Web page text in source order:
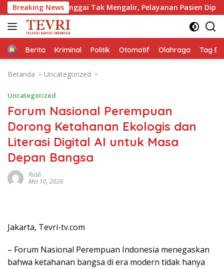
Langsung
ke
konten
Breaking News
Banggai Tak Mengalir, Pelayanan Pasien Dipertaruhkan: Ke
HomeBerita Kriminal Politik Otomotif Olahraga Tag
Beranda Uncategorized
Uncategorized
Forum Nasional Perempuan
Dorong Ketahanan Ekologis dan
Literasi Digital AI untuk Masa
Depan Bangsa
Rusli
Mei 10, 2026
Jakarta, Tevri-tv.com
– Forum Nasional Perempuan Indonesia menegaskan
bahwa ketahanan bangsa di era modern tidak hanya